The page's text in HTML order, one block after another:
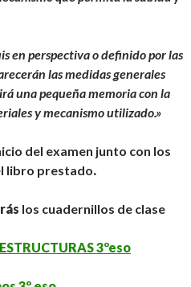
en perspectiva o definido por las
las medidas generales
una pequeña memoria con la
y mecanismo utilizado.»
del examen junto con los
libro prestado.
los cuadernillos de clase
3ºeso